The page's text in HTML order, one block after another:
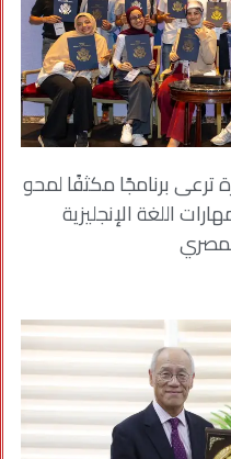
ترعى برنامجًا مكثفًا لمحو
اللغة الإنجليزية